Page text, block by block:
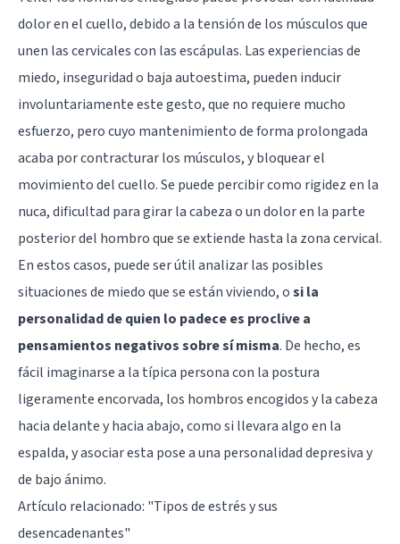
dolor en el cuello, debido a la tensión de los músculos que
unen las cervicales con las escápulas. Las experiencias de
miedo, inseguridad o baja autoestima, pueden inducir
involuntariamente este gesto, que no requiere mucho
esfuerzo, pero cuyo mantenimiento de forma prolongada
acaba por contracturar los músculos, y bloquear el
movimiento del cuello. Se puede percibir como rigidez en la
nuca, dificultad para girar la cabeza o un dolor en la parte
posterior del hombro que se extiende hasta la zona cervical.
En estos casos, puede ser útil analizar las posibles
situaciones de miedo que se están viviendo, osi la
personalidad de quien lo padece es proclive a
pensamientos negativos sobre sí misma. De hecho, es
fácil imaginarse a la típica persona con la postura
ligeramente encorvada, los hombros encogidos y la cabeza
hacia delante y hacia abajo, como si llevara algo en la
espalda, y asociar esta pose a una personalidad depresiva y
de bajo ánimo.
Artículo relacionado: "Tipos de estrés y sus
desencadenantes"